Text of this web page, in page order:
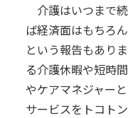
介護はいつまで
ば経済面はもちろ
という報告もあり
る介護休暇や短時
やケアマネジャー
サービスをトコト